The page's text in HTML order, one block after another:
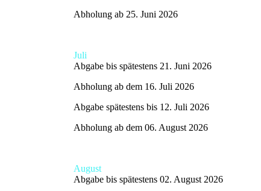
Abholung ab 25. Juni 2026
Juli
Abgabe bis spätestens 21. Juni 2026
Abholung ab dem 16. Juli 2026
Abgabe spätestens bis 12. Juli 2026
Abholung ab dem 06. August 2026
August
Abgabe bis spätestens 02. August 2026